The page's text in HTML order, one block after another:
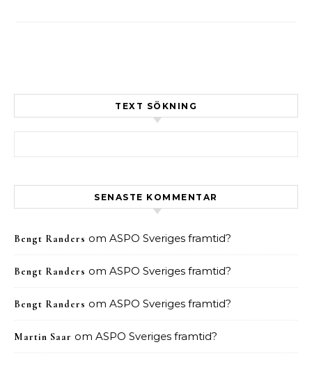
TEXT SÖKNING
SENASTE KOMMENTAR
Bengt Randers om ASPO Sveriges framtid?
Bengt Randers om ASPO Sveriges framtid?
Bengt Randers om ASPO Sveriges framtid?
Martin Saar om ASPO Sveriges framtid?